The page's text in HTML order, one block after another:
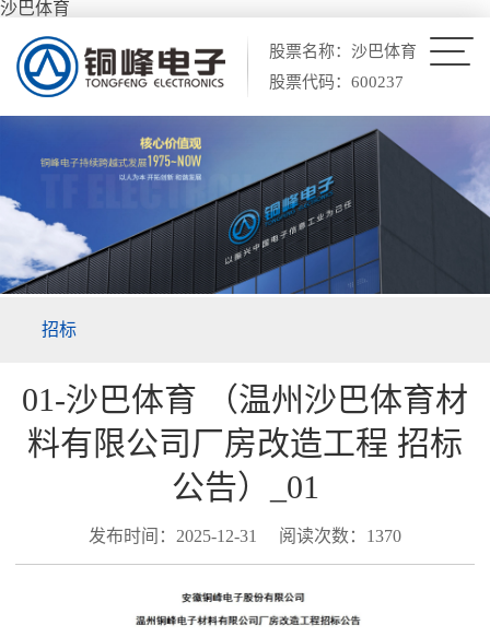
沙巴体育
股票名称：沙巴体育
股票代码：600237
招标
01-沙巴体育 （温州沙巴体育材
料有限公司厂房改造工程 招标
公告）_01
发布时间：2025-12-31 阅读次数：1370